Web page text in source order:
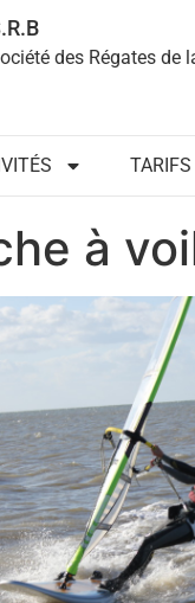
des Régates de
TARIFS
à